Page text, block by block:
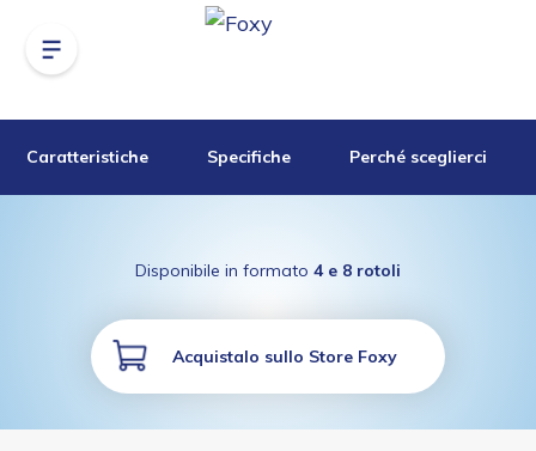
Caratteristiche Specifiche Perché sceglierci
Disponibile in formato 4 e 8 rotoli
Acquistalo sullo Store Foxy